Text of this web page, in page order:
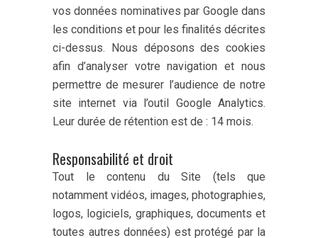
vos données nominatives par Google dans
les conditions et pour les finalités décrites
ci-dessus. Nous déposons des cookies
afin d’analyser votre navigation et nous
permettre de mesurer l’audience de notre
site internet via l’outil Google Analytics.
Leur durée de rétention est de : 14 mois.
Responsabilité et droit
Tout le contenu du Site (tels que
notamment vidéos, images, photographies,
logos, logiciels, graphiques, documents et
toutes autres données) est protégé par la